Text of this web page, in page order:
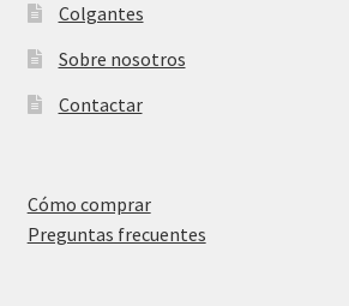
Colgantes
Sobre nosotros
Contactar
Cómo comprar
Preguntas frecuentes